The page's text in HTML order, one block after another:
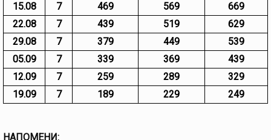
15.08
7 469 569
669
22.08
7 439 519
629
29.08
7 379 449
539
05.09
7 339 369
439
12.09
7 259 289
329
19.09
7 189 229 249
НАПОМЕНИ: